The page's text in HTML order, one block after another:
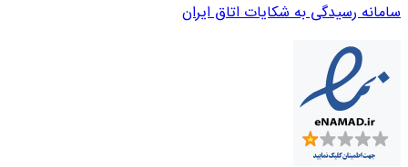
سامانه رسیدگی به شکایات اتاق ایران